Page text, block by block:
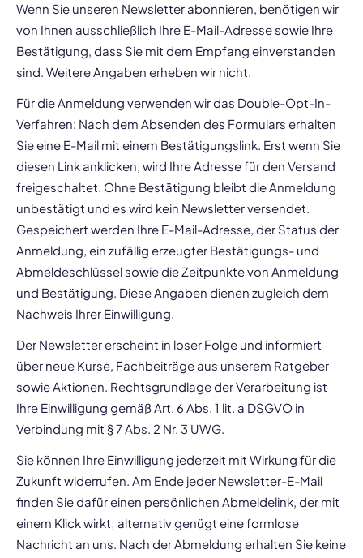
Wenn Sie unseren Newsletter abonnieren, benötigen wir
von Ihnen ausschließlich Ihre E-Mail-Adresse sowie Ihre
Bestätigung, dass Sie mit dem Empfang einverstanden
sind. Weitere Angaben erheben wir nicht.
Für die Anmeldung verwenden wir das Double-Opt-In-
Verfahren: Nach dem Absenden des Formulars erhalten
Sie eine E-Mail mit einem Bestätigungslink. Erst wenn Sie
diesen Link anklicken, wird Ihre Adresse für den Versand
freigeschaltet. Ohne Bestätigung bleibt die Anmeldung
unbestätigt und es wird kein Newsletter versendet.
Gespeichert werden Ihre E-Mail-Adresse, der Status der
Anmeldung, ein zufällig erzeugter Bestätigungs- und
Abmeldeschlüssel sowie die Zeitpunkte von Anmeldung
und Bestätigung. Diese Angaben dienen zugleich dem
Nachweis Ihrer Einwilligung.
Der Newsletter erscheint in loser Folge und informiert
über neue Kurse, Fachbeiträge aus unserem Ratgeber
sowie Aktionen. Rechtsgrundlage der Verarbeitung ist
Ihre Einwilligung gemäß Art. 6 Abs. 1 lit. a DSGVO in
Verbindung mit § 7 Abs. 2 Nr. 3 UWG.
Sie können Ihre Einwilligung jederzeit mit Wirkung für die
Zukunft widerrufen. Am Ende jeder Newsletter-E-Mail
finden Sie dafür einen persönlichen Abmeldelink, der mit
einem Klick wirkt; alternativ genügt eine formlose
Nachricht an uns. Nach der Abmeldung erhalten Sie keine